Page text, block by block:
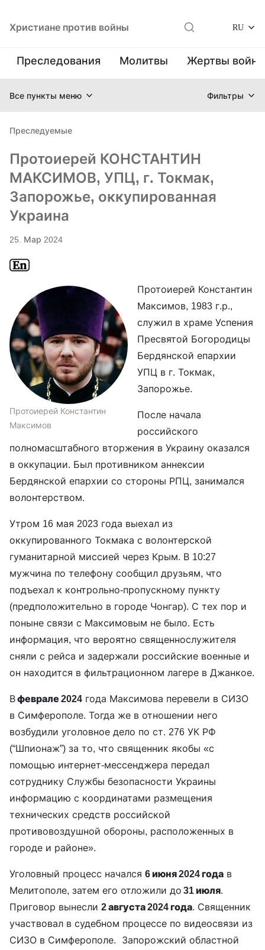
Христиане против войны RU
Преследования Молитвы Жертвы
Все пункты меню Фильтры
Преследуемые
Протоиерей КОНСТАНТИН
МАКСИМОВ, УПЦ, г. Токмак,
Запорожье, оккупированная
Украина
25. Мар 2024
Протоиерей Константин
Максимов
Протоиерей Константин
Максимов, 1983 г.р.,
служил в храме Успения
Пресвятой Богородицы
Бердянской епархии
УПЦ в г. Токмак,
Запорожье.
После начала
российского
полномасштабного вторжения в Украину оказался
в оккупации. Был противником аннексии
Бердянской епархии со стороны РПЦ, занимался
волонтерством.
Утром 16 мая 2023 года выехал из
оккупированного Токмака с волонтерской
гуманитарной миссией через Крым. В 10:27
мужчина по телефону сообщил друзьям, что
подъехал к контрольно-пропускному пункту
(предположительно в городе Чонгар). С тех пор и
поныне связи с Максимовым не было. Есть
информация, что вероятно священнослужителя
сняли с рейса и задержали российские военные и
он находится в фильтрационном лагере в Джанкое.
Вфеврале 2024 года Максимова перевели в СИЗО
в Симферополе. Тогда же в отношении него
возбудили уголовное дело по ст. 276 УК РФ
(“Шпионаж”) за то, что священник якобы «с
помощью интернет-мессенджера передал
сотруднику Службы безопасности Украины
информацию с координатами размещения
технических средств российской
противовоздушной обороны, расположенных в
городе и районе».
Уголовный процесс начался 6 июня 2024 года в
Мелитополе, затем его отложили до 31 июля.
Приговор вынесли 2 августа 2024 года. Священник
участвовал в судебном процессе по видеосвязи из
СИЗО в Симферополе. Запорожский областной